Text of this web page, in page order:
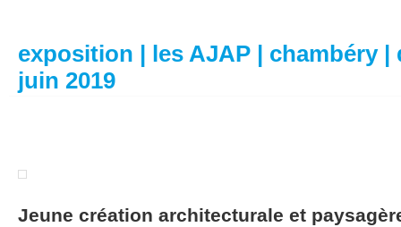
exposition | les AJAP | chambéry |
juin 2019
Jeune création architecturale et